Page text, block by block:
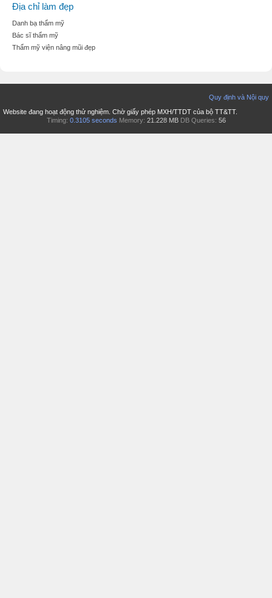
Địa chỉ làm đẹp
Danh bạ thẩm mỹ
Bác sĩ thẩm mỹ
Thẩm mỹ viện nâng mũi đẹp
Quy định và Nội quy
Website đang hoạt động thử nghiệm. Chờ giấy phép MXH/TTDT của bộ TT&TT.
Timing: 0.3105 seconds Memory: 21.228 MB DB Queries: 56